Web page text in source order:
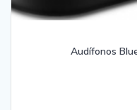
Audífonos